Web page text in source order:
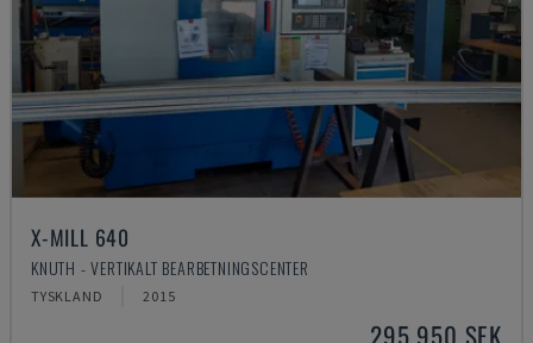
X-MILL 640
KNUTH - VERTIKALT BEARBETNINGSCENTER
TYSKLAND 2015
295 950 SEK